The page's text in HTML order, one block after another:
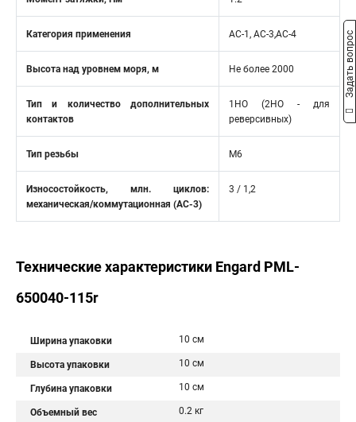
Категория применения AC-1, AC-3,AC-4
Высота над уровнем моря, м Не более 2000
Тип и количество дополнительных
контактов
1НО (2НО - для
реверсивных)
Тип резьбы М6
Износостойкость, млн. циклов:
механическая/коммутационная (АС-3)
3 / 1,2
Технические характеристики Engard PML-
650040-115r
Ширина упаковки 10 см
Высота упаковки 10 см
Глубина упаковки 10 см
Объемный вес 0.2 кг
Задать вопрос